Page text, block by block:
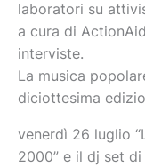
laboratori su
a cura di
interviste.
La musica
diciottesima
venerdì 26 luglio
2000” e il dj set di